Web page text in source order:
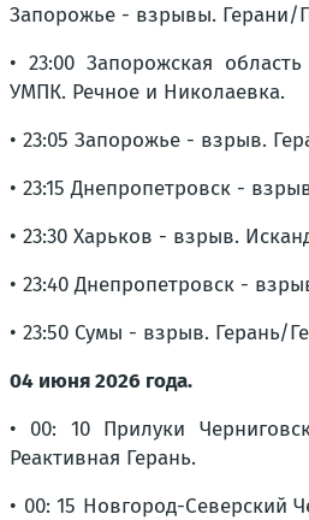
Запорожье - взрывы. Герани/
• 23:00 Запорожская
УМПК. Речное и Николаевка.
• 23:05 Запорожье - взрыв.
• 23:15 Днепропетровск -
• 23:30 Харьков - взрыв.
• 23:40 Днепропетровск -
• 23:50 Сумы - взрыв. Герань/
04 июня 2026 года.
• 00: 10 Прилуки
Реактивная Герань.
• 00: 15 Новгород-Северский